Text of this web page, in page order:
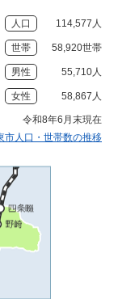
人口 114,577人
世帯 58,920世帯
男性 55,710人
女性 58,867人
令和8年6月末現在
市人口・世帯数の推移